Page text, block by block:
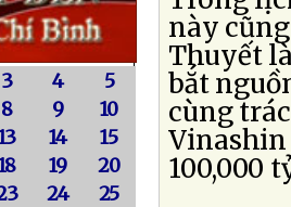
3 4
5
8 9
10
14
15
19
20
24
25
này
Thuyết
bắt
cùng
Vinashin
100,000